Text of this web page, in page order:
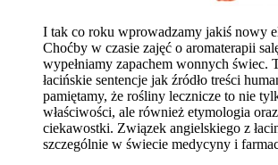
I tak co roku wprowadzamy jakiś nowy
Choćby w czasie zajęć o aromaterapii
wypełniamy zapachem wonnych świec.
łacińskie sentencje jak źródło treści
pamiętamy, że rośliny lecznicze to nie
właściwości, ale również etymologia
ciekawostki. Związek angielskiego z
szczególnie w świecie medycyny i